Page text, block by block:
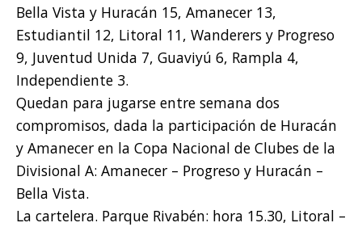
Bella Vista y Huracán 15, Amanecer 13,
Estudiantil 12, Litoral 11, Wanderers y Progreso
9, Juventud Unida 7, Guaviyú 6, Rampla 4,
Independiente 3.
Quedan para jugarse entre semana dos
compromisos, dada la participación de Huracán
y Amanecer en la Copa Nacional de Clubes de la
Divisional A: Amanecer – Progreso y Huracán –
Bella Vista.
La cartelera. Parque Rivabén: hora 15.30, Litoral –